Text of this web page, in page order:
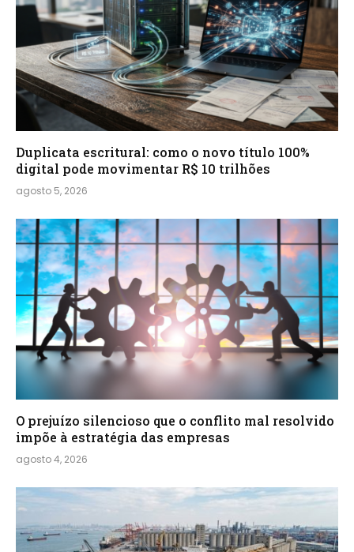
Duplicata escritural: como o novo título 100%
digital pode movimentar R$ 10 trilhões
agosto 5, 2026
O prejuízo silencioso que o conflito mal resolvido
impõe à estratégia das empresas
agosto 4, 2026